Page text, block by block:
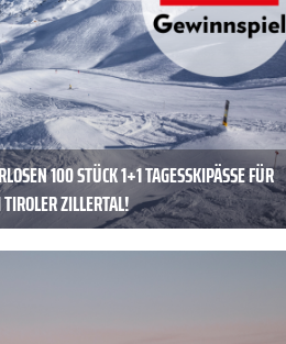
100 STÜCK 1+1 TAGESSKIPÄSSE FÜR
ZILLERTAL!